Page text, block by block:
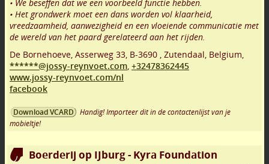
• We beseffen dat we een voorbeeld functie hebben.
• Het grondwerk moet een dans worden vol klaarheid,
vreedzaamheid, aanwezigheid en een vloeiende communicatie met
de wereld van het paard gerelateerd aan het rijden.
De Bornehoeve, Asserweg 33, B-3690 , Zutendaal, Belgium,
******@jossy-reynvoet.com, +32478362445
www.jossy-reynvoet.com/nl
facebook
Download VCARD
Handig! Importeer dit in de contactenlijst van je
mobieltje!
Boerderij op IJburg - Kyra Foundation